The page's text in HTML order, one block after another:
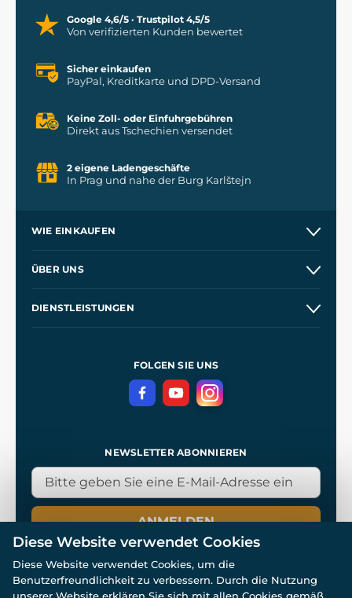
Google 4,6/5 · Trustpilot 4,5/5
Von verifizierten Kunden bewertet
Sicher einkaufen
PayPal, Kreditkarte und DPD-Versand
Keine Zoll- oder Einfuhrgebühren
Direkt aus Tschechien versendet
2 eigene Ladengeschäfte
In Prag und nahe der Burg Karlštejn
WIE EINKAUFEN
Großhandel
ÜBER UNS
DIENSTLEISTUNGEN
GeschäftsbedingungenFOLGEN SIE UNS
NEWSLETTER ABONNIEREN
ANMELDEN
Diese Website verwendet Cookies
Diese Website verwendet Cookies, um die
Benutzerfreundlichkeit zu verbessern. Durch die Nutzung